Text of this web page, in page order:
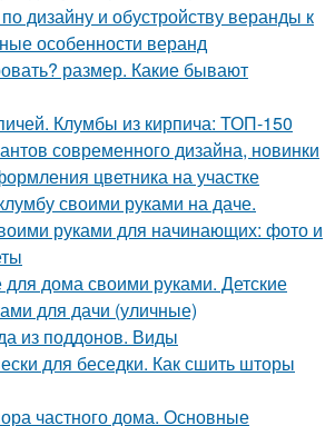
дизайну и обустройству веранды к
особенности веранд
размер. Какие бывают
Клумбы из кирпича: ТОП-150
современного дизайна, новинки
цветника на участке
своими руками на даче.
руками для начинающих: фото и
для дома своими руками. Детские
для дачи (уличные)
из поддонов. Виды
для беседки. Как сшить шторы
частного дома. Основные